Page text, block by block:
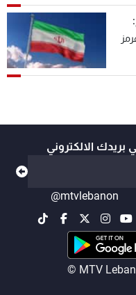
بريدك الالكتروني
@mtvlebanon
© MTV